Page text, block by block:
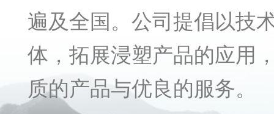
遍及全国。公司提倡以技
体，拓展浸塑产品的应用
质的产品与优良的服务。